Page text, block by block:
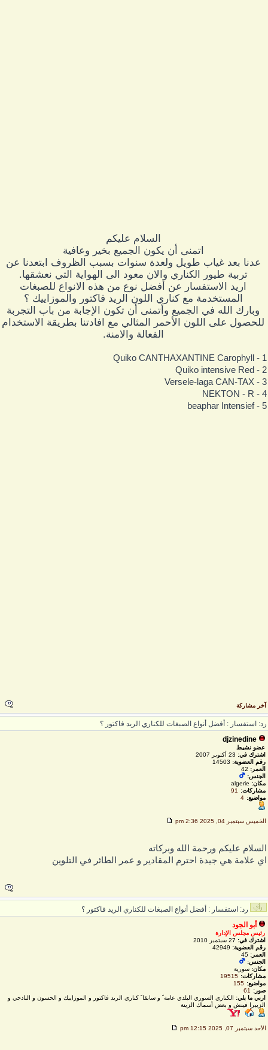
السلام عليكم
اتمنى أن يكون الجميع بخير وعافية
عدنا بعد غياب طويل ولعدة سنوات بسبب الظروف ابتعدنا عن
تربية طيور الكناري والان معود الى الهواية التي نعشقها.
اريد الاستفسار عن أفضل نوع من هذه الانواع للصبغات
المستخدمة مع كناري اللون الريد فاكتور والموزاييك ؟
وبارك الله في الجميع وأتمنى أن تكون الإجابة من باب التجربة
للحصول على اللون الأحمر المثالي مع افادتنا بطريقة الاستخدام
الفعالة والامنة.
1 - Quiko
2 - Quiko
3 - Versele-
4 -
5 -
آخر مشاركة
استفسار : أفضل أنواع الصبغات للكناري الريد فاكتور ؟
djzinedine
عضو نشيط
اشترك في:23 أكتوبر 2007
رقم العضوية:14503
العمر: 42
الجنس:
مكان:algerie
مشاركات:
91
مواضيع:
4
الخميس سبتمبر 04, 2025 2:36 pm
عليكم ورحمة الله وبركاته
علامة هي جيدة احترم المقادير و عمر الطائر في التلوين
رد: استفسار : أفضل أنواع الصبغات للكناري الريد فاكتور ؟
أبو الجود
رئيس مجلس الإدارة
اشترك في:27 سبتمبر 2010
رقم العضوية:42949
العمر: 45
الجنس:
مكان:سورية
مشاركات:
19515
مواضيع:
155
صور:
61
اربي ما يلي:الكناري السوري البلدي عامة ً و سابقا ً كناري الريد فاكتور و الموزاييك و الحسون و البادجي و
الزيبرا فينش و بعض أسماك الزينة
الأحد سبتمبر 07, 2025 12:15 pm